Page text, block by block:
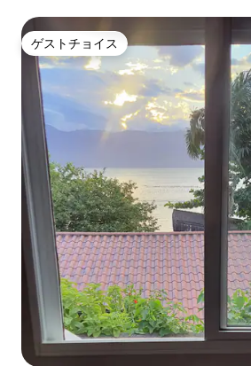
ゲストチョイス
ゲストチョイス